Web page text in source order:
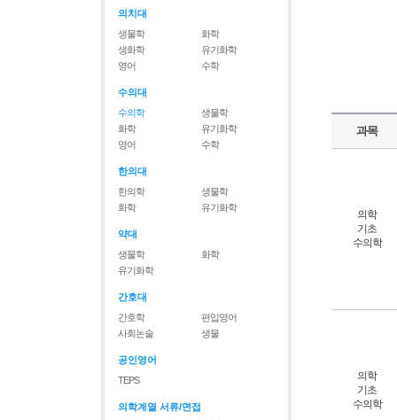
의치대
생물학
화학
생화학
유기화학
영어
수학
수의대
수의학
생물학
화학
유기화학
영어
수학
한의대
한의학
생물학
화학
유기화학
약대
생물학
화학
유기화학
간호대
간호학
편입영어
사회논술
생물
공인영어
TEPS
의학계열 서류/면접
과목
의학
기초
수의학
의학
기초
수의학